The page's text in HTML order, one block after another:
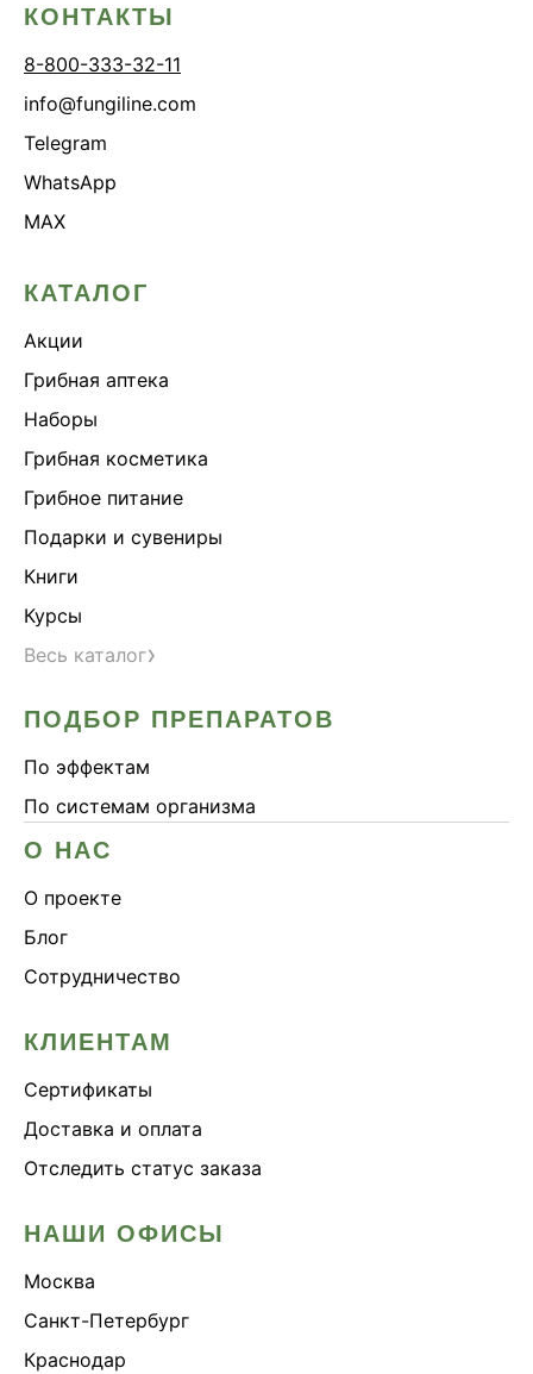
КОНТАКТЫ
8-800-333-32-11
info@fungiline.com
Telegram
WhatsApp
MAX
КАТАЛОГ
Акции
Грибная аптека
Наборы
Грибная косметика
Грибное питание
Подарки и сувениры
Книги
Курсы
Весь каталог›
ПОДБОР ПРЕПАРАТОВ
По эффектам
По системам организма
О НАС
О проекте
Блог
Сотрудничество
КЛИЕНТАМ
Сертификаты
Доставка и оплата
Отследить статус заказа
НАШИ ОФИСЫ
Москва
Санкт-Петербург
Краснодар